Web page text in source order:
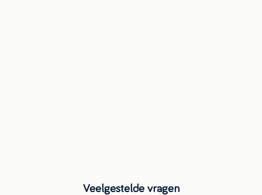
Veelgestelde vragen